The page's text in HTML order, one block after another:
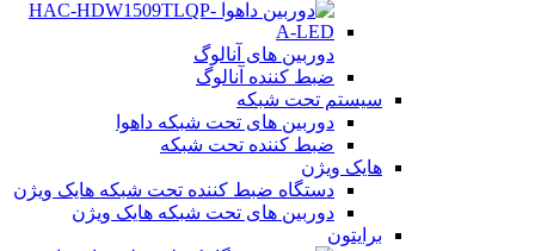
دوربین های آنالوگ
ضبط کننده آنالوگ
سیستم تحت شبکه
دوربین های تحت شبکه داهوا
ضبط کننده تحت شبکه
هایک ویژن
دستگاه ضبط کننده تحت شبکه هایک ویژن
دوربین های تحت شبکه هایک ویژن
برایتون